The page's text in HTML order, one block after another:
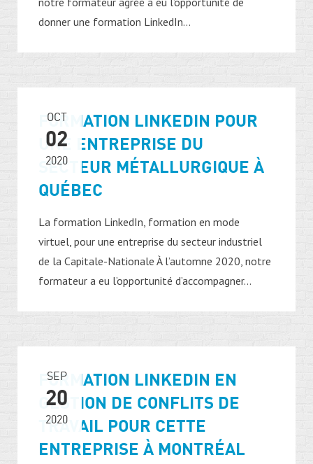
donner une formation LinkedIn...
OCT
02
2020
FORMATION LINKEDIN POUR
UNE ENTREPRISE DU
SECTEUR MÉTALLURGIQUE À
QUÉBEC
La formation LinkedIn, formation en mode
virtuel, pour une entreprise du secteur industriel
de la Capitale-Nationale À l’automne 2020, notre
formateur a eu l’opportunité d’accompagner...
SEP
20
2020
FORMATION LINKEDIN EN
GESTION DE CONFLITS DE
TRAVAIL POUR CETTE
ENTREPRISE À MONTRÉAL